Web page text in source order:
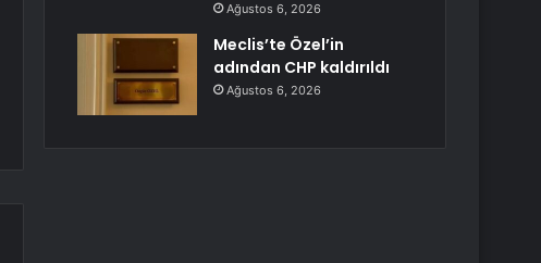
Ağustos 6, 2026
Meclis’te Özel’in
adından CHP kaldırıldı
Ağustos 6, 2026